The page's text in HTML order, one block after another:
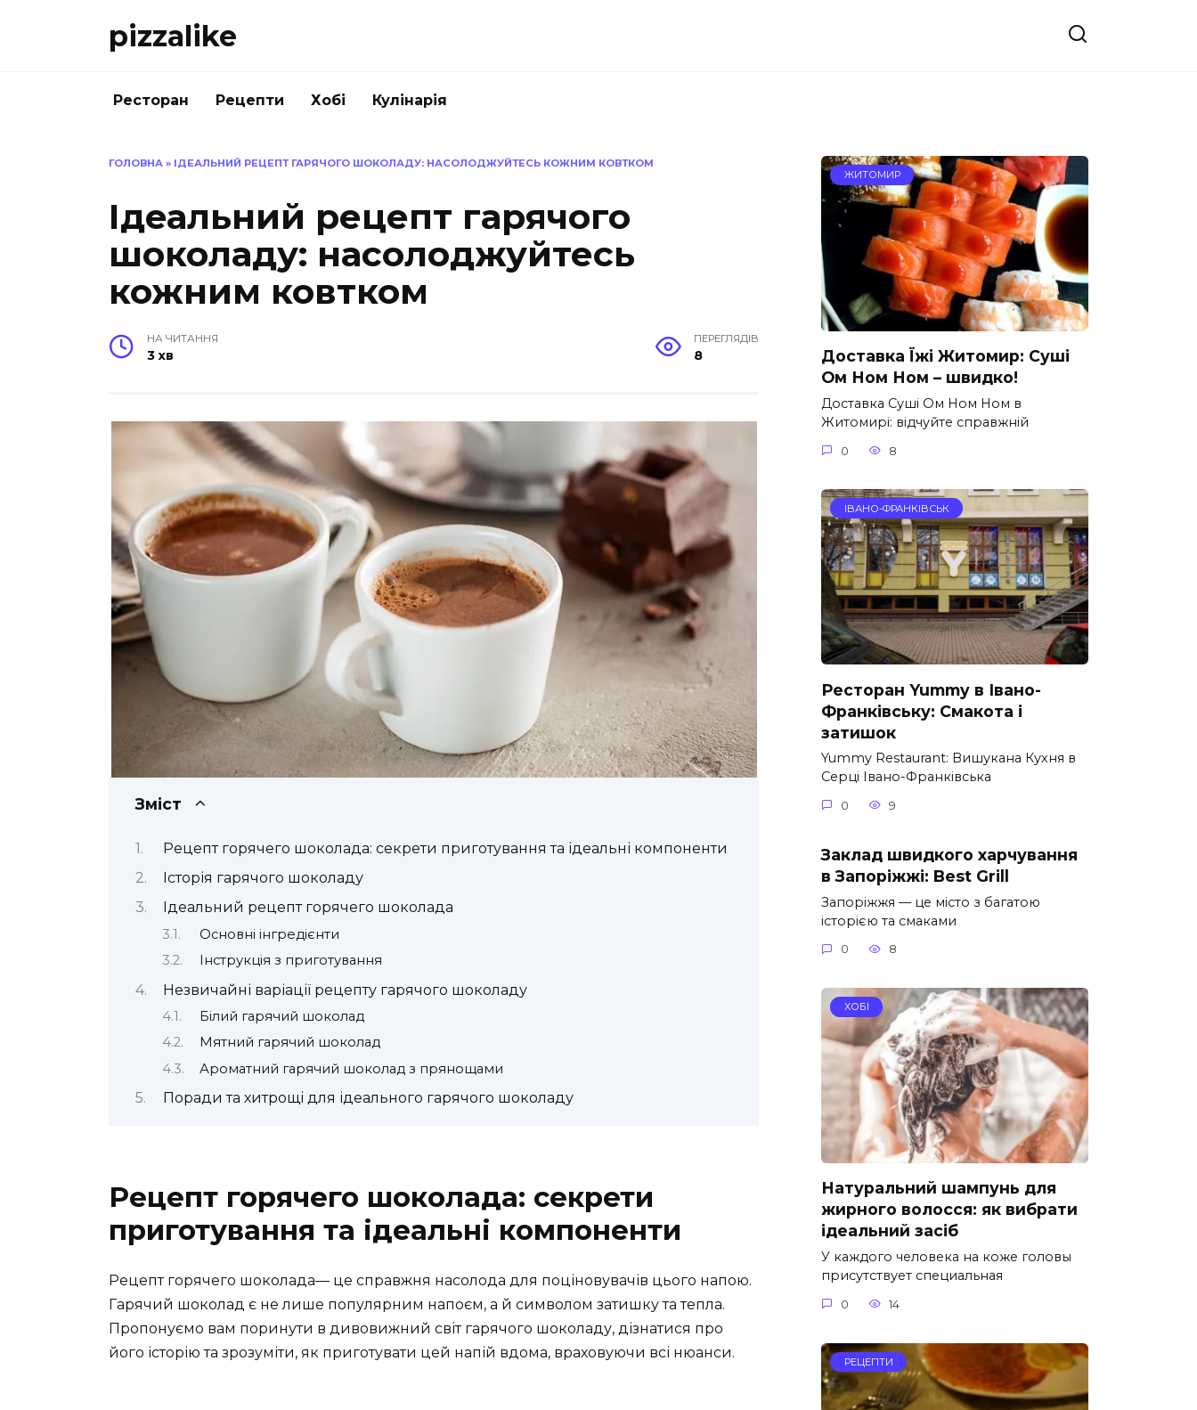
pizzalike
Ресторан Рецепти Хобі Кулінарія
ГОЛОВНА » ІДЕАЛЬНИЙ РЕЦЕПТ ГАРЯЧОГО ШОКОЛАДУ: НАСОЛОДЖУЙТЕСЬ КОЖНИМ КОВТКОМ
Ідеальний рецепт гарячого
шоколаду: насолоджуйтесь
кожним ковтком
НА ЧИТАННЯ
3 хв
ПЕРЕГЛЯДІВ
8
Зміст
Рецепт горячего шоколада: секрети приготування та ідеальні компоненти
Історія гарячого шоколаду
Ідеальний рецепт горячего шоколада
Основні інгредієнти
Інструкція з приготування
Незвичайні варіації рецепту гарячого шоколаду
Білий гарячий шоколад
Мятний гарячий шоколад
Ароматний гарячий шоколад з прянощами
Поради та хитрощі для ідеального гарячого шоколаду
Рецепт горячего шоколада: секрети
приготування та ідеальні компоненти
Рецепт горячего шоколада— це справжня насолода для поціновувачів цього напою.
Гарячий шоколад є не лише популярним напоєм, а й символом затишку та тепла.
Пропонуємо вам поринути в дивовижний світ гарячого шоколаду, дізнатися про
його історію та зрозуміти, як приготувати цей напій вдома, враховуючи всі нюанси.
ЖИТОМИР
Доставка Їжі Житомир: Суші
Ом Ном Ном – швидко!
Доставка Суші Ом Ном Ном в
Житомирі: відчуйте справжній
0 8
ІВАНО-ФРАНКІВСЬК
Ресторан Yummy в Івано-
Франківську: Смакота і
затишок
Yummy Restaurant: Вишукана Кухня в
Серці Івано-Франківська
0 9
Заклад швидкого харчування
в Запоріжжі: Best Grill
Запоріжжя — це місто з багатою
історією та смаками
0 8
ХОБІ
Натуральний шампунь для
жирного волосся: як вибрати
ідеальний засіб
У каждого человека на коже головы
присутствует специальная
0 14
РЕЦЕПТИ